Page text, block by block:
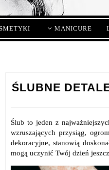
MANICURE
ŚLUBNE
Ślub to jeden z
wzruszających przysiąg,
dekoracyjne, stanowią
mogą uczynić Twój dzień